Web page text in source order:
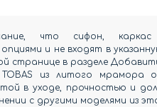
что сифон,
и не входят в
странице в разделе
из литого мрамора
в уходе, прочностью и
с другими моделями из